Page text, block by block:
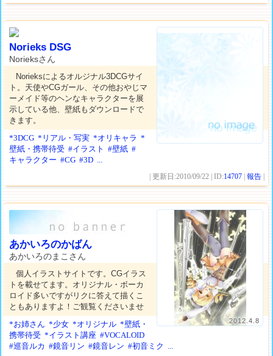
Norieks DSG
Norieksさん
Norieksによるオルジナル3DCGサイ
ト。天使やCGガール、その他おやじマ
ーメイド等のヘンなキャラクターを展
示している他、壁紙もダウンロードで
きます。
*3DCG *リアル・写実 *オリキャラ *
壁紙・携帯待受 #イラスト #壁紙 #
キャラクター #CG #3D
| 更新日:2010/09/22 | ID:14707 |報告 |
2012.4.8
あかいろのかばん
あかいろのまこさん
個人イラストサイトです。CGイラス
トを載せてます。オリジナル・ボーカ
ロイド多いですがリクに答えて描くこ
ともありますよ！ご観覧くださいませ
*お姉さん *少女 *オリジナル *壁紙・
携帯待受 *イラスト講座 #VOCALOID
#巡音ルカ #鏡音リン #鏡音レン #初音ミク